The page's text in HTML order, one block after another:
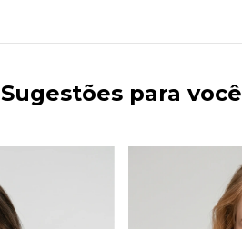
Sugestões para você